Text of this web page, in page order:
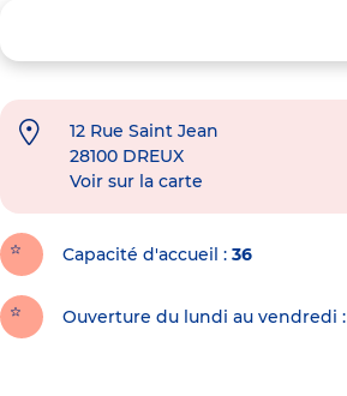
12 Rue Saint Jean
28100 DREUX
Voir sur la carte
Capacité d'accueil 36
Ouverture du lundi au vendredi :